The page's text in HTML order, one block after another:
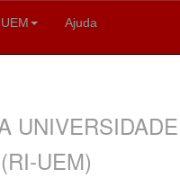
Ajuda
UEM)